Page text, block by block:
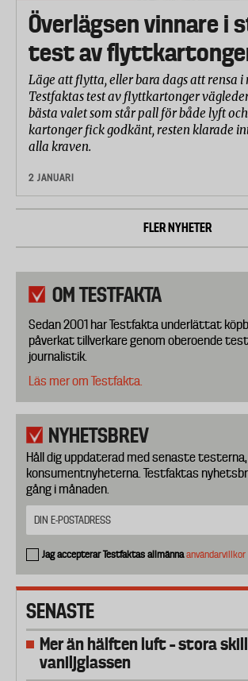
Överlägsen vinnare i
test av
Läge att flytta, eller bara dags att rensa i
Testfaktas test av flyttkartonger
bästa valet som står pall för både lyft
kartonger fick godkänt, resten klarade
alla kraven.
2 JANUARI
FLER NYHETER
OM TESTFAKTA
Sedan 2001 har Testfakta underlättat
påverkat tillverkare genom oberoende
journalistik.
Läs mer om Testfakta.
NYHETSBREV
Håll dig uppdaterad med senaste
konsumentnyheterna. Testfaktas
gång i månaden.
Jag accepterar Testfaktas allmännaanvändarvillkor
SENASTE
Mer än hälften luft – stora
vaniljglassen